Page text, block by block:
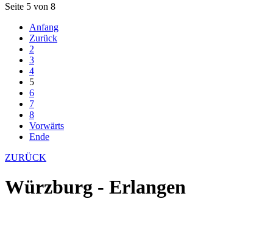
Seite 5 von 8
Anfang
Zurück
2
3
4
5
6
7
8
Vorwärts
Ende
ZURÜCK
Würzburg - Erlangen